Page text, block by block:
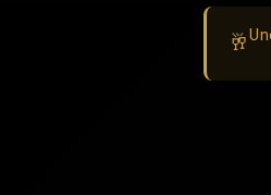
🥂